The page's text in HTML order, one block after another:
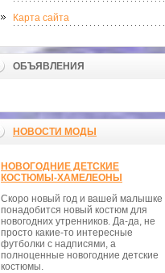
Карта сайта
ОБЪЯВЛЕНИЯ
НОВОСТИ МОДЫ
НОВОГОДНИЕ ДЕТСКИЕ
КОСТЮМЫ-ХАМЕЛЕОНЫ
Скоро новый год и вашей малышке
понадобится новый костюм для
новогодних утренников. Да-да, не
просто какие-то интересные
футболки с надписями, а
полноценные новогодние детские
костюмы.